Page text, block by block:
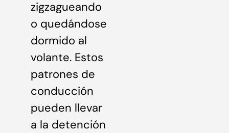
zigzagueando
o quedándose
dormido al
volante. Estos
patrones de
conducción
pueden llevar
a la detención